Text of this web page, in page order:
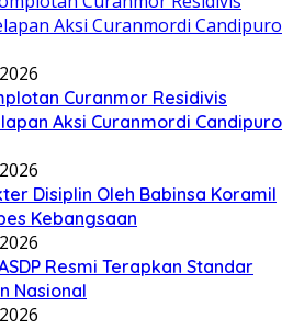
Curanmor Residivis
Aksi Curanmordi Candipuro
Disiplin Oleh Babinsa Koramil
Kebangsaan
Resmi Terapkan Standar
Nasional